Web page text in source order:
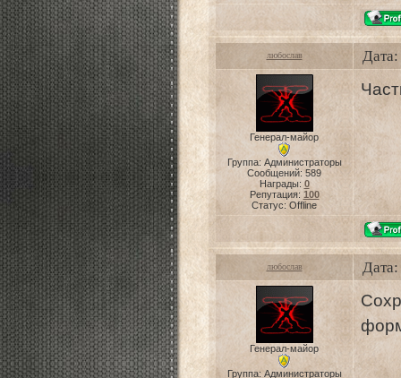
любослав
Генерал-майор
Группа: Администраторы
Сообщений:589
Награды: 0
Репутация: 100
Статус: Offline
любослав
Генерал-майор
Группа: Администраторы